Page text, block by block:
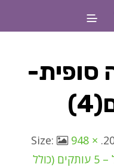
סופית-
. Size:
948 ×
ואז פגשתי חתול – 5 עותקים (כולל